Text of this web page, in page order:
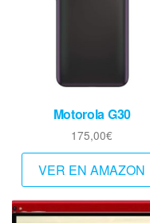
Motorola G30
175,00€
VER EN AMAZON